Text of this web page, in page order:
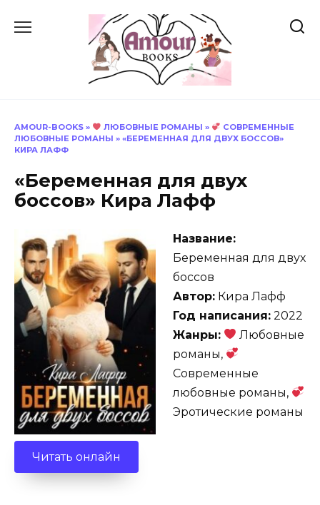
AMOUR-BOOKS » ЛЮБОВНЫЕ РОМАНЫ »
СОВРЕМЕННЫЕ
ЛЮБОВНЫЕ РОМАНЫ » «БЕРЕМЕННАЯ ДЛЯ ДВУХ БОССОВ»
КИРА ЛАФФ
«Беременная для двух
боссов» Кира Лафф
Название:
Беременная для двух
боссов
Автор: Кира Лафф
Год написания: 2022
Жанры:
Любовные
романы,
Современные
любовные романы,
Эротические романы
Читать онлайн